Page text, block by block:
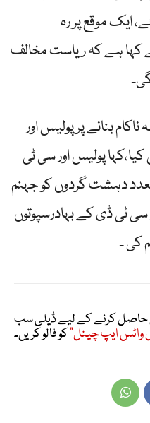
ایک موقع پر رہ
نے کہا ہے کہ ریاست مخالف
بنانے پر پولیس اور
پولیس اور سی ٹی
دہشت گردوں کو جہنم
ٹی ڈی کے بہادرسپوتوں
کی ۔
حاصل کرنے کے لیے ڈیلی سب
واٹس ایپ چینل"کو فالو کریں۔